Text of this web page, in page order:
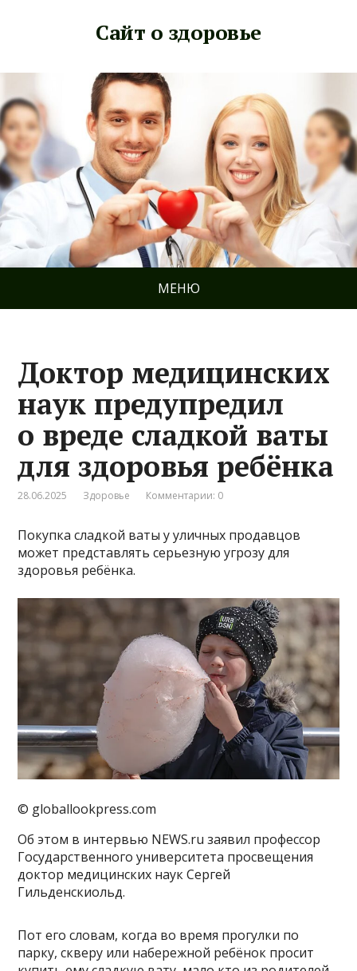
Сайт о здоровье
МЕНЮ
Доктор медицинских
наук предупредил
о вреде сладкой ваты
для здоровья ребёнка
28.06.2025 Здоровье Комментарии: 0
Покупка сладкой ваты у уличных продавцов
может представлять серьезную угрозу для
здоровья ребёнка.
© globallookpress.com
Об этом в интервью NEWS.ru заявил профессор
Государственного университета просвещения
доктор медицинских наук Сергей
Гильденскиольд.
Пот его словам, когда во время прогулки по
парку, скверу или набережной ребёнок просит